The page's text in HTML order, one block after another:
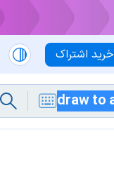
خرید اشتراک